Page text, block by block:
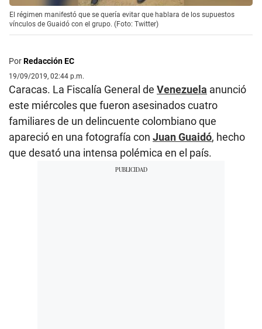
El régimen manifestó que se quería evitar que hablara de los supuestos
vínculos de Guaidó con el grupo. (Foto: Twitter)
PorRedacción EC
19/09/2019, 02:44 p.m.
Caracas. La Fiscalía General de Venezuela anunció
este miércoles que fueron asesinados cuatro
familiares de un delincuente colombiano que
apareció en una fotografía con Juan Guaidó, hecho
que desató una intensa polémica en el país.